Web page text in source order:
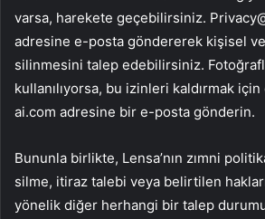
varsa, harekete geçebilirsiniz.
adresine e-posta göndererek kişisel
silinmesini talep edebilirsiniz.
kullanılıyorsa, bu izinleri kaldırmak için
ai.com adresine bir e-posta gönderin.
Bununla birlikte, Lensa’nın zımni
silme, itiraz talebi veya belirtilen
yönelik diğer herhangi bir talep